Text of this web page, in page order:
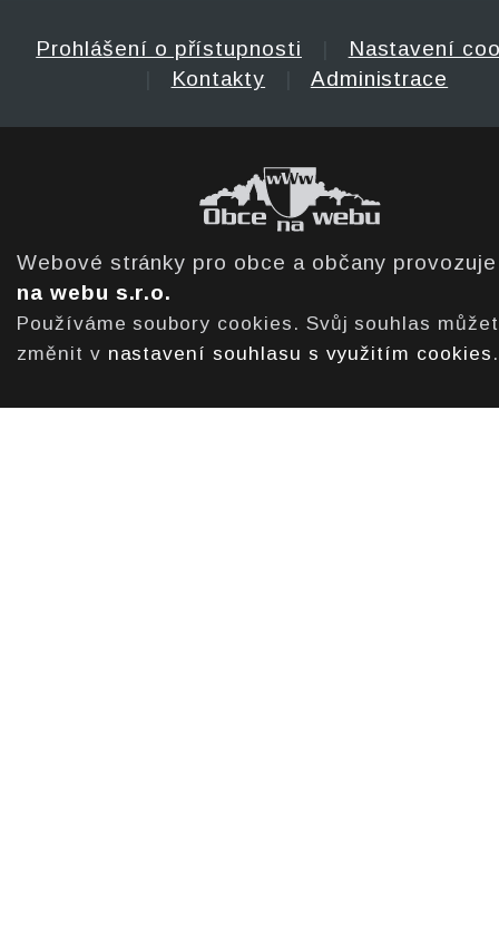
Prohlášení o přístupnosti
Nastavení
Kontakty Administrace
Webové stránky pro obce a občany
na webu s.r.o.
Používáme soubory cookies. Svůj souhlas
změnit v nastavení souhlasu s využitím cookies .